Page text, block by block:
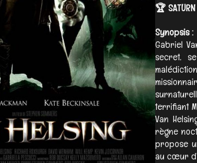
🏆
Synopsis :
Gabriel
secret,
terrifiant
Van
règne
propose
au cœur